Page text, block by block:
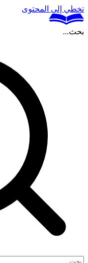
تخطي إلى المحتوى
بحث...